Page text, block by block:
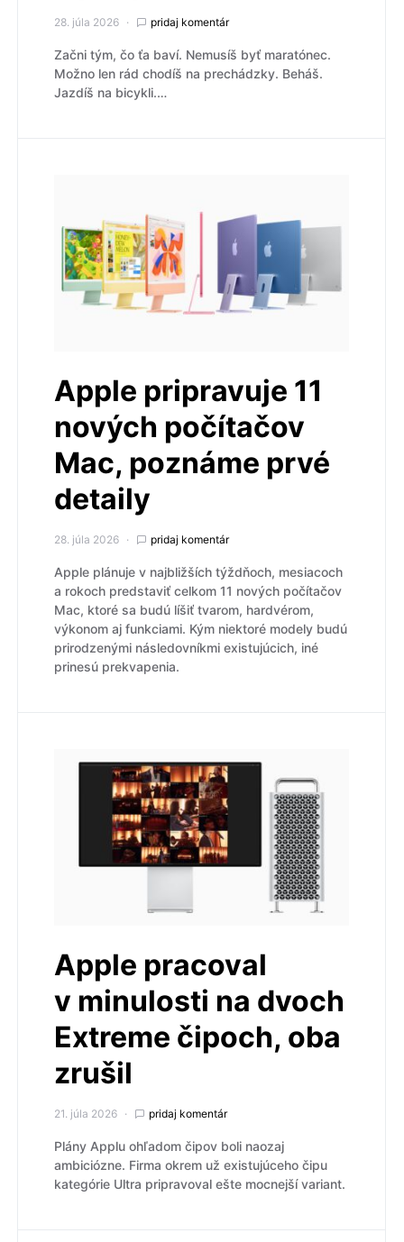
28. júla 2026 pridaj komentár
Začni tým, čo ťa baví. Nemusíš byť maratónec.
Možno len rád chodíš na prechádzky. Beháš.
Jazdíš na bicykli.…
Apple pripravuje 11
nových počítačov
Mac, poznáme prvé
detaily
28. júla 2026 pridaj komentár
Apple plánuje v najbližších týždňoch, mesiacoch
a rokoch predstaviť celkom 11 nových počítačov
Mac, ktoré sa budú líšiť tvarom, hardvérom,
výkonom aj funkciami. Kým niektoré modely budú
prirodzenými následovníkmi existujúcich, iné
prinesú prekvapenia.
Apple pracoval
v minulosti na dvoch
Extreme čipoch, oba
zrušil
21. júla 2026 pridaj komentár
Plány Applu ohľadom čipov boli naozaj
ambiciózne. Firma okrem už existujúceho čipu
kategórie Ultra pripravoval ešte mocnejší variant.